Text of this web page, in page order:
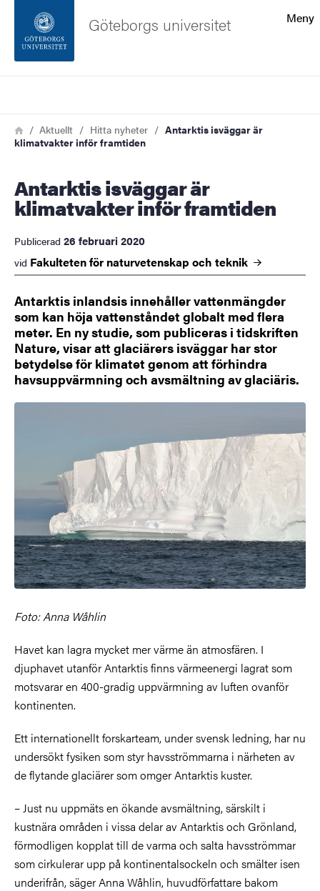
Sidfoten
Om webbplatsen
Meny
Göteborgs universitet
Länkstig
HemAktuellt Hitta nyheter
Antarktis isväggar är
klimatvakter inför framtiden
Antarktis isväggar är
klimatvakter inför framtiden
Publicerad 26 februari 2020
vid Fakulteten för naturvetenskap och teknik
Antarktis inlandsis innehåller vattenmängder
som kan höja vattenståndet globalt med flera
meter. En ny studie, som publiceras i tidskriften
Nature, visar att glaciärers isväggar har stor
betydelse för klimatet genom att förhindra
havsuppvärmning och avsmältning av glaciäris.
Foto: Anna Wåhlin
Havet kan lagra mycket mer värme än atmosfären. I
djuphavet utanför Antarktis finns värmeenergi lagrat som
motsvarar en 400-gradig uppvärmning av luften ovanför
kontinenten.
Ett internationellt forskarteam, under svensk ledning, har nu
undersökt fysiken som styr havsströmmarna i närheten av
de flytande glaciärer som omger Antarktis kuster.
– Just nu uppmäts en ökande avsmältning, särskilt i
kustnära områden i vissa delar av Antarktis och Grönland,
förmodligen kopplat till de varma och salta havsströmmar
som cirkulerar upp på kontinentalsockeln och smälter isen
underifrån, säger Anna Wåhlin, huvudförfattare bakom